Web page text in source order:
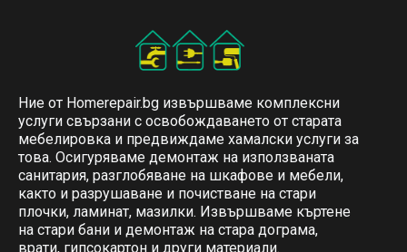
Ние от Homerepair.bg извършваме комплексни
услуги свързани с освобождаването от старата
мебелировка и предвиждаме хамалски услуги за
това. Осигуряваме демонтаж на използваната
санитария, разглобяване на шкафове и мебели,
както и разрушаване и почистване на стари
плочки, ламинат, мазилки. Извършваме къртене
на стари бани и демонтаж на стара дограма,
врати, гипсокартон и други материали.